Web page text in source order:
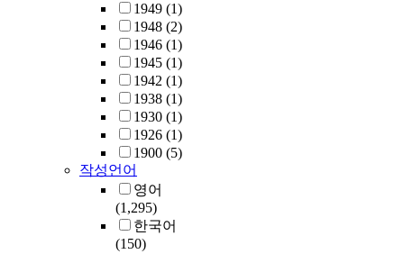
1949 (1)
1948 (2)
1946 (1)
1945 (1)
1942 (1)
1938 (1)
1930 (1)
1926 (1)
1900 (5)
작성언어
영어
(1,295)
한국어
(150)